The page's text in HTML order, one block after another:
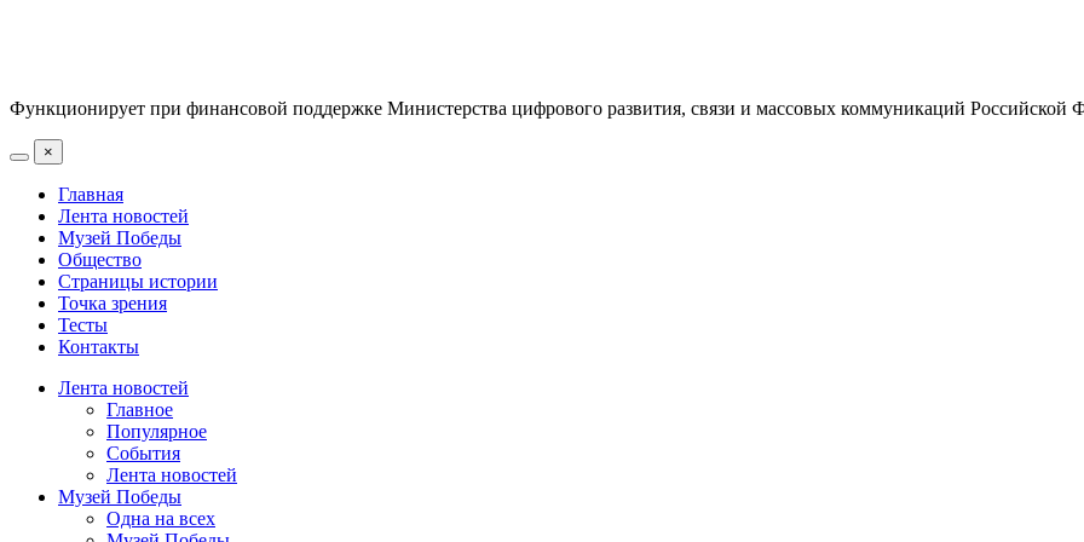
Функционирует при финансовой поддержке Министерства цифрового развития, связи и массовых коммуникаций Российской
×
Главная
Лента новостей
Музей Победы
Общество
Страницы истории
Точка зрения
Тесты
Контакты
Лента новостей
Главное
Популярное
События
Лента новостей
Музей Победы
Одна на всех